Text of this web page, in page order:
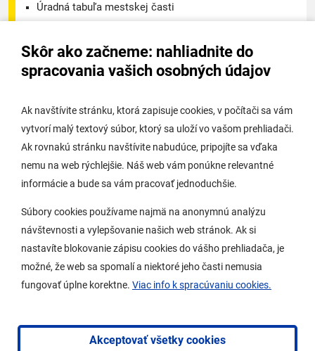
Skôr ako začneme: nahliadnite do
spracovania vašich osobných údajov
Ak navštívite stránku, ktorá zapisuje cookies, v počítači sa vám
vytvorí malý textový súbor, ktorý sa uloží vo vašom prehliadači.
Ak rovnakú stránku navštívite nabudúce, pripojíte sa vďaka
nemu na web rýchlejšie. Náš web vám ponúkne relevantné
informácie a bude sa vám pracovať jednoduchšie.
Súbory cookies používame najmä na anonymnú analýzu
návštevnosti a vylepšovanie našich web stránok. Ak si
nastavíte blokovanie zápisu cookies do vášho prehliadača, je
možné, že web sa spomalí a niektoré jeho časti nemusia
fungovať úplne korektne. Viac info k spracúvaniu cookies.
Akceptovať všetky cookies
Úradná tabuľa mestskej časti
Úradná tabuľa stavebného úradu
Potrebujem vybaviť
Samospráva
O Lamači
Mobilná aplikácia
Kontakty